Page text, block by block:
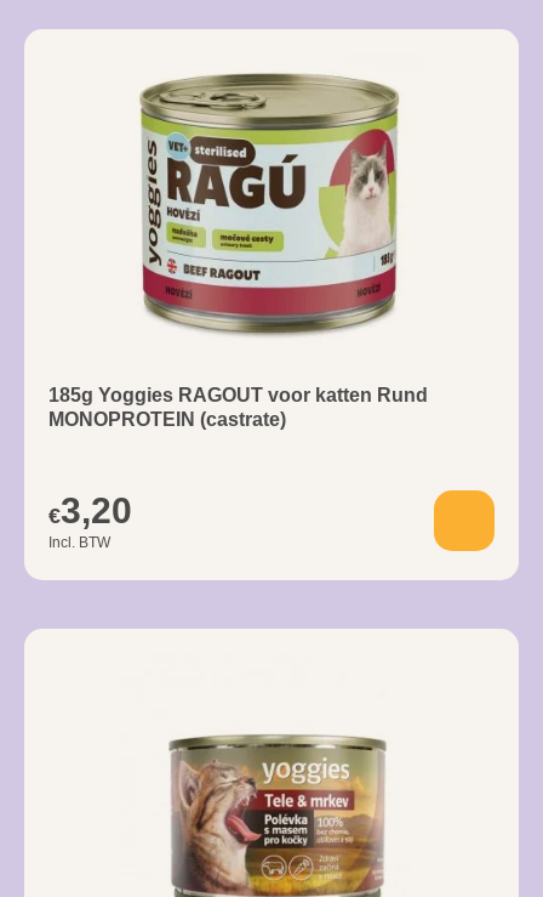
185g Yoggies RAGOUT voor katten Rund
MONOPROTEIN (castrate)
€3,20
Incl. BTW